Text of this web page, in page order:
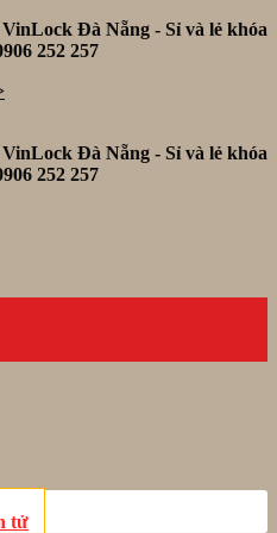
Đà Nẵng - Sỉ và lẻ khóa
252 257
Đà Nẵng - Sỉ và lẻ khóa
252 257
tử